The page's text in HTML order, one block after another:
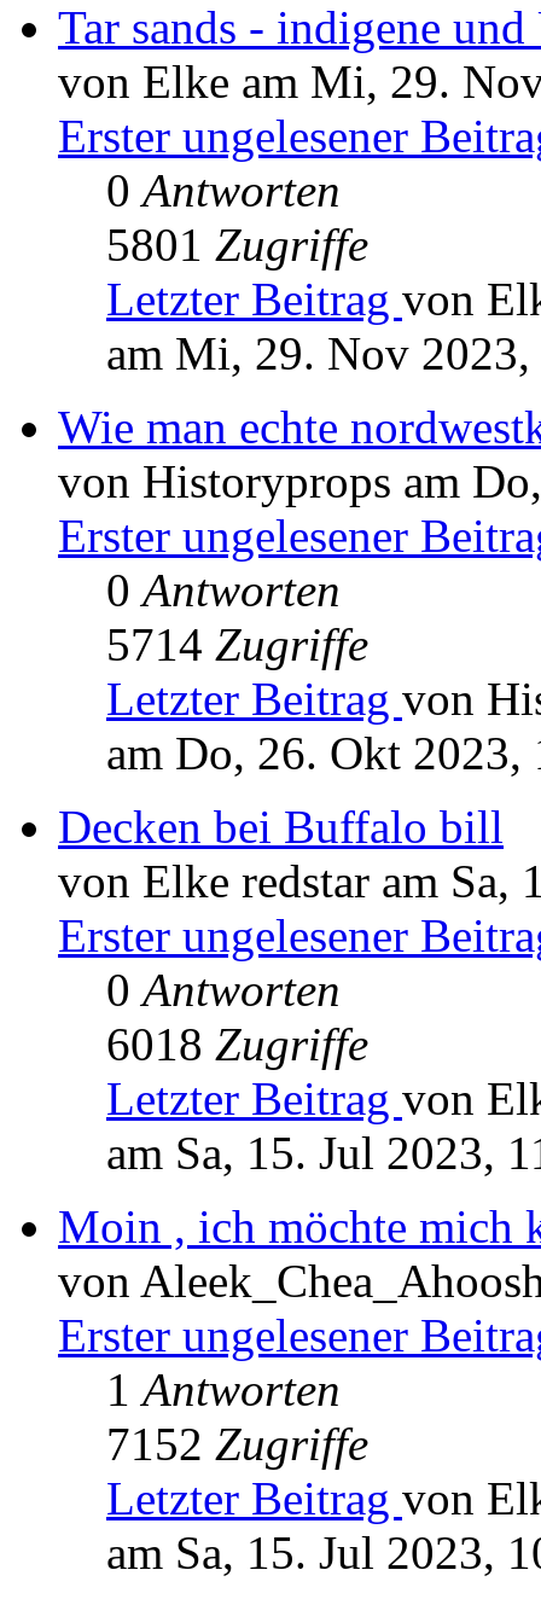
Tar sands - indigene
von Elke am Mi, 29.
Erster ungelesener
0Antworten
5801 Zugriffe
Letzter Beitrag von
am Mi, 29. Nov
Wie man echte
von Historyprops am
Erster ungelesener
0Antworten
5714 Zugriffe
Letzter Beitrag von
am Do, 26. Okt 2023,
Decken bei Buffalo bill
von Elke redstar am Sa,
Erster ungelesener
0Antworten
6018 Zugriffe
Letzter Beitrag von
am Sa, 15. Jul 2023,
Moin , ich möchte mich
von
Erster ungelesener
1Antworten
7152 Zugriffe
Letzter Beitrag von
am Sa, 15. Jul 2023,